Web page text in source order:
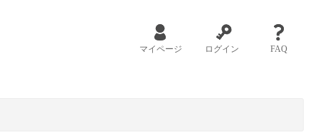
マイページ ログイン FAQ